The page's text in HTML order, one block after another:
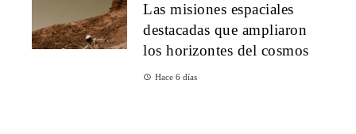
Las misiones espaciales
destacadas que ampliaron
los horizontes del cosmos
Hace 6 días